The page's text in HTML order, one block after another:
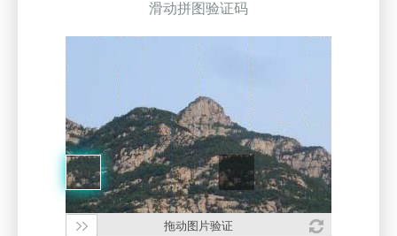
滑动拼图验证码
拖动图片验证